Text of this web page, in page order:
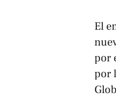
El
por
por